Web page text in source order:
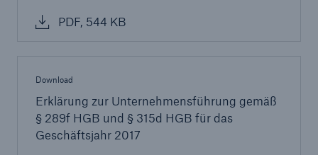
PDF, 544 KB
Download
Erklärung zur Unternehmensführung gemäß
§ 289f HGB und § 315d HGB für das
Geschäftsjahr 2017
Deutscher Corporate Governance Kodex
Compliance
Bekämpfung von Korruption